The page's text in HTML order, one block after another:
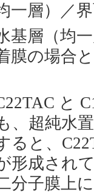
一層）／
基層（均
膜の場合
と
、超純水
ると、
形成され
分子膜上